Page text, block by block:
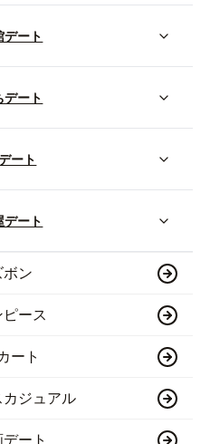
デート
デート
ート
デート
ボン
ピース
ート
カジュアル
ート